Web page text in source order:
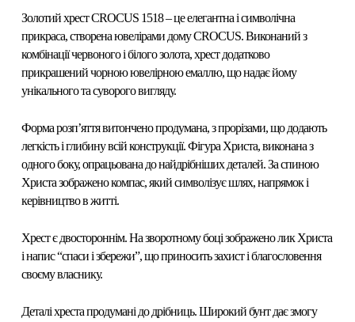
Золотий хрест CROCUS 1518– це елегантна і символічна
прикраса, створена ювелірами дому CROCUS. Виконаний з
комбінації червоного і білого золота, хрест додатково
прикрашений чорною ювелірною емаллю, що надає йому
унікального та суворого вигляду.
Форма розп’яття витончено продумана, з прорізами, що додають
легкість і глибину всій конструкції. Фігура Христа, виконана з
одного боку, опрацьована до найдрібніших деталей. За спиною
Христа зображено компас, який символізує шлях, напрямок і
керівництво в житті.
Хрест є двостороннім. На зворотному боці зображено лик Христа
і напис “спаси і збережи”, що приносить захист і благословення
своєму власнику.
Деталі хреста продумані до дрібниць. Широкий бунт дає змогу